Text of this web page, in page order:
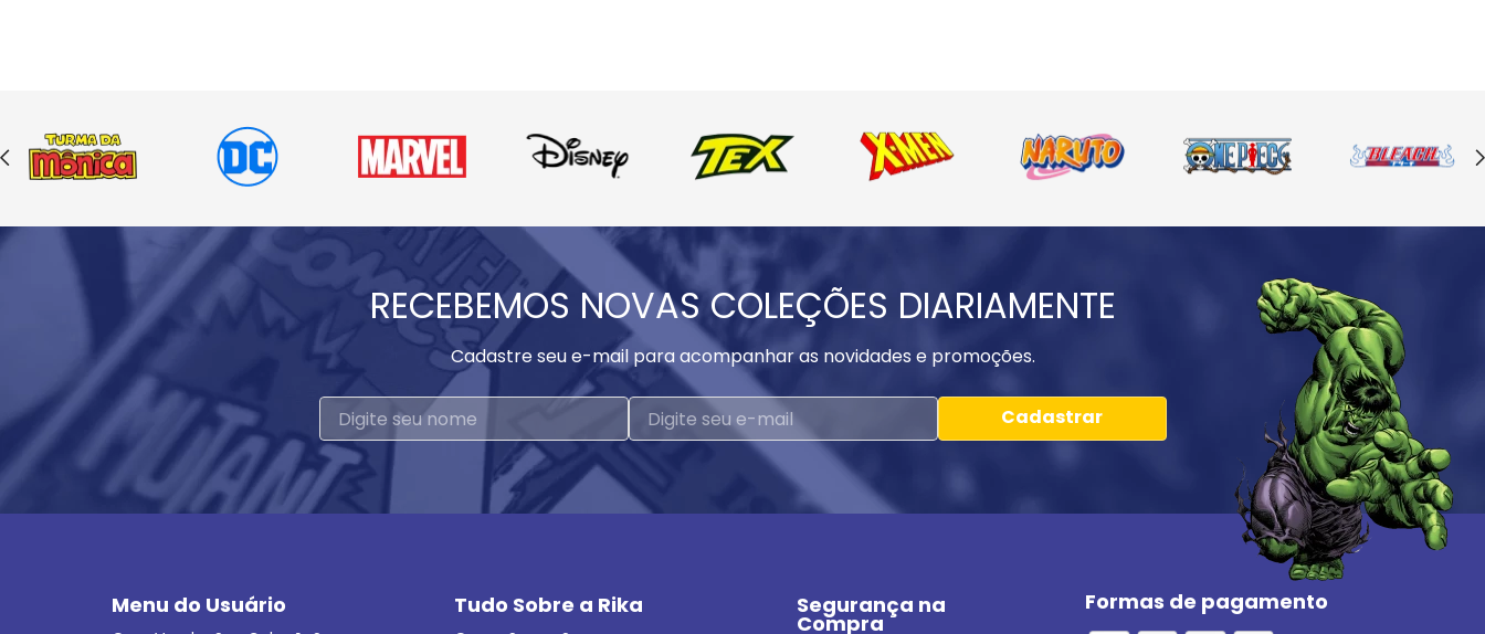
RECEBEMOS NOVAS COLEÇÕES DIARIAMENTE
Cadastre seu e-mail para acompanhar as novidades e promoções.
Cadastrar
Menu do Usuário Tudo Sobre a Rika Segurança na
Compra
Formas de pagamento